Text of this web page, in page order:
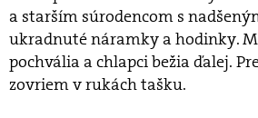
a starším súrodencom s
ukradnuté náramky a hodinky.
pochvália a chlapci bežia ďalej.
zovriem v rukách tašku.